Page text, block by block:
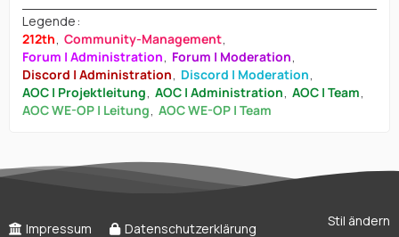
Legende
212th Community-Management
Forum | Administration
Forum | Moderation
Discord | Administration
Discord | Moderation
AOC | Projektleitung AOC | Administration AOC | Team
AOC WE-OP | Leitung AOC WE-OP | Team
Stil ändern
Impressum Datenschutzerklärung